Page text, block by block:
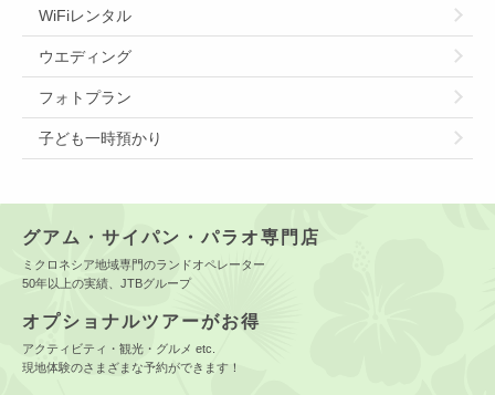
WiFiレンタル
ウエディング
フォトプラン
子ども一時預かり
グアム・サイパン・パラオ専門店
ミクロネシア地域専門のランドオペレーター
50年以上の実績、JTBグループ
オプショナルツアーがお得
アクティビティ・観光・グルメ etc.
現地体験のさまざまな予約ができます！